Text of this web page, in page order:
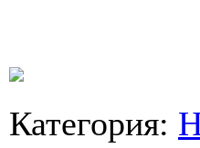
Категория: